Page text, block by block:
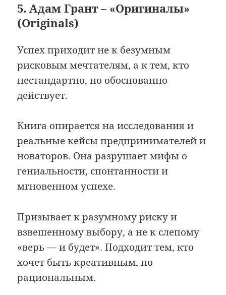
5. Адам Грант – «Оригиналы»
(Originals)
Успех приходит не к безумным
рисковым мечтателям, а к тем, кто
нестандартно, но обоснованно
действует.
Книга опирается на исследования и
реальные кейсы предпринимателей и
новаторов. Она разрушает мифы о
гениальности, спонтанности и
мгновенном успехе.
Призывает к разумному риску и
взвешенному выбору, а не к слепому
«верь — и будет». Подходит тем, кто
хочет быть креативным, но
рациональным.